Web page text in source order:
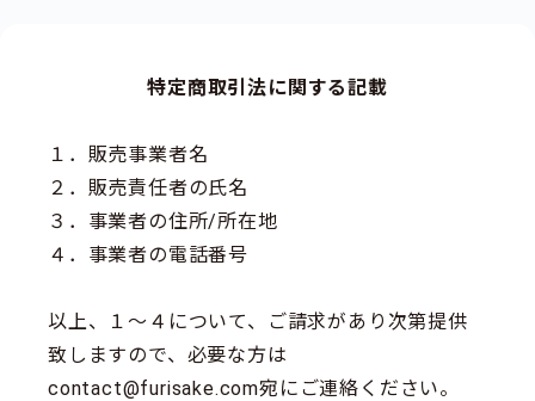
特定商取引法に関する記載
１．販売事業者名
２．販売責任者の氏名
３．事業者の住所/所在地
４．事業者の電話番号
以上、１～４について、ご請求があり次第提供
致しますので、必要な方は
contact@furisake.com宛にご連絡ください。